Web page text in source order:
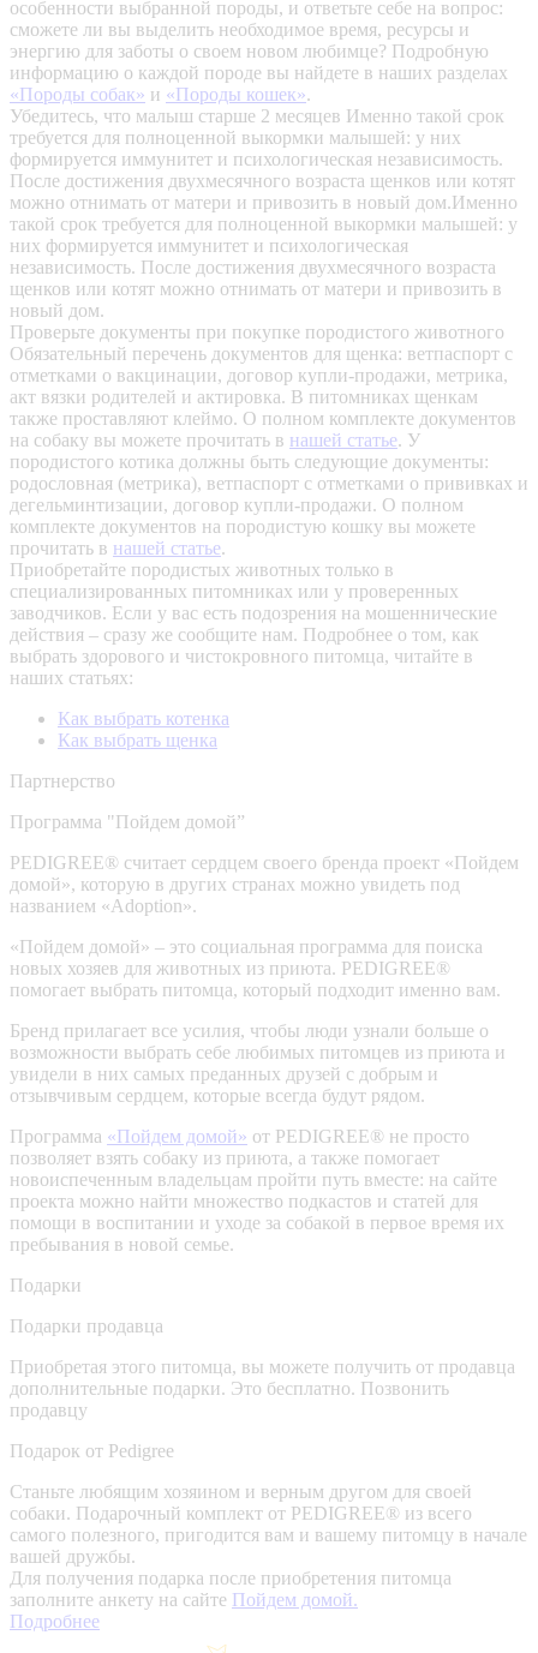
особенности выбранной породы, и ответьте себе на вопрос:
сможете ли вы выделить необходимое время, ресурсы и
энергию для заботы о своем новом любимце? Подробную
информацию о каждой породе вы найдете в наших разделах
«Породы собак» и «Породы кошек».
Убедитесь, что малыш старше 2 месяцев Именно такой срок
требуется для полноценной выкормки малышей: у них
формируется иммунитет и психологическая независимость.
После достижения двухмесячного возраста щенков или котят
можно отнимать от матери и привозить в новый дом.Именно
такой срок требуется для полноценной выкормки малышей: у
них формируется иммунитет и психологическая
независимость. После достижения двухмесячного возраста
щенков или котят можно отнимать от матери и привозить в
новый дом.
Проверьте документы при покупке породистого животного
Обязательный перечень документов для щенка: ветпаспорт с
отметками о вакцинации, договор купли-продажи, метрика,
акт вязки родителей и актировка. В питомниках щенкам
также проставляют клеймо. О полном комплекте документов
на собаку вы можете прочитать в нашей статье. У
породистого котика должны быть следующие документы:
родословная (метрика), ветпаспорт с отметками о прививках и
дегельминтизации, договор купли-продажи. О полном
комплекте документов на породистую кошку вы можете
прочитать в нашей статье.
Приобретайте породистых животных только в
специализированных питомниках или у проверенных
заводчиков. Если у вас есть подозрения на мошеннические
действия – сразу же сообщите нам. Подробнее о том, как
выбрать здорового и чистокровного питомца, читайте в
наших статьях:
Как выбрать котенка
Как выбрать щенка
Партнерство
Программа "Пойдем домой”
PEDIGREE® считает сердцем своего бренда проект «Пойдем
домой», которую в других странах можно увидеть под
названием «Adoption».
«Пойдем домой» – это социальная программа для поиска
новых хозяев для животных из приюта. PEDIGREE®
помогает выбрать питомца, который подходит именно вам.
Бренд прилагает все усилия, чтобы люди узнали больше о
возможности выбрать себе любимых питомцев из приюта и
увидели в них самых преданных друзей с добрым и
отзывчивым сердцем, которые всегда будут рядом.
Программа «Пойдем домой» от PEDIGREE® не просто
позволяет взять собаку из приюта, а также помогает
новоиспеченным владельцам пройти путь вместе: на сайте
проекта можно найти множество подкастов и статей для
помощи в воспитании и уходе за собакой в первое время их
пребывания в новой семье.
Подарки
Подарки продавца
Приобретая этого питомца, вы можете получить от продавца
дополнительные подарки. Это бесплатно. Позвонить
продавцу
Подарок от Pedigree
Станьте любящим хозяином и верным другом для своей
собаки. Подарочный комплект от PEDIGREE® из всего
самого полезного, пригодится вам и вашему питомцу в начале
вашей дружбы.
Для получения подарка после приобретения питомца
заполните анкету на сайте Пойдем домой.
Подробнее